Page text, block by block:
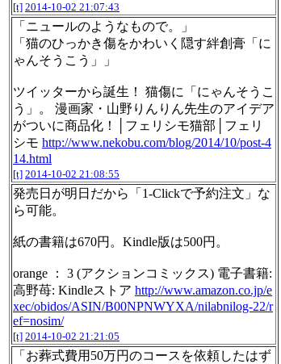
[t] 2014-10-02 21:07:43
「ニュールのようなもので。」
「猫のひっかき傷をかわいく隠す絆創膏「に
ゃんそうこう」」
ツイッターから誕生！ 猫傷に「にゃんそうこ
う」。 漫画家・山野りんりん先生のアイデア
がついに商品化！│フェリシモ猫部│フェリ
シモ http://www.nekobu.com/blog/2014/10/post-4
14.html
[t] 2014-10-02 21:08:55
発売日が明日だから「1-Clickで予約注文」な
ら可能。
紙の書籍は670円。Kindle版は500円。
orange ： 3 (アクションコミックス) 電子書籍:
高野苺: Kindleストア http://www.amazon.co.jp/e
xec/obidos/ASIN/B00NPNWYXA/nilabnilog-22/r
ef=nosim/
[t] 2014-10-02 21:21:05
「お葬式費用50万円のコースを依頼したはず